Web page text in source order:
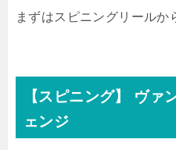
まずはスピニングリールか
【スピニング】 ヴァ
ェンジ